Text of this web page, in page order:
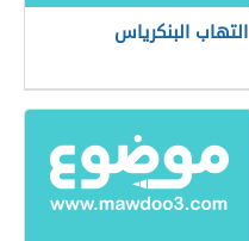
التهاب البنكرياس